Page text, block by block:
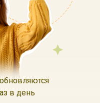
в день